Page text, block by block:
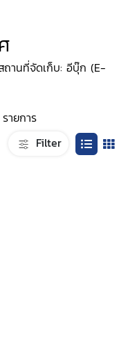
ถานที่จัดเก็บ: อีบุ๊ก (E-
ายการ
Filter